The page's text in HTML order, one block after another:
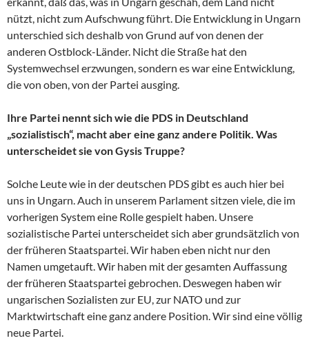
nützt, nicht zum Aufschwung führt. Die Entwicklung in Ungarn
unterschied sich deshalb von Grund auf von denen der
anderen Ostblock-Länder. Nicht die Straße hat den
Systemwechsel erzwungen, sondern es war eine Entwicklung,
die von oben, von der Partei ausging.
Ihre Partei nennt sich wie die PDS in Deutschland
„sozialistisch“, macht aber eine ganz andere Politik. Was
unterscheidet sie von Gysis Truppe?
Solche Leute wie in der deutschen PDS gibt es auch hier bei
uns in Ungarn. Auch in unserem Parlament sitzen viele, die im
vorherigen System eine Rolle gespielt haben. Unsere
sozialistische Partei unterscheidet sich aber grundsätzlich von
der früheren Staatspartei. Wir haben eben nicht nur den
Namen umgetauft. Wir haben mit der gesamten Auffassung
der früheren Staatspartei gebrochen. Deswegen haben wir
ungarischen Sozialisten zur EU, zur NATO und zur
Marktwirtschaft eine ganz andere Position. Wir sind eine völlig
neue Partei.